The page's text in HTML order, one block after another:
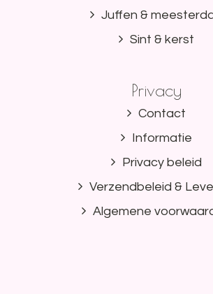
Juffen &
Sint & kerst
Privacy
Contact
Informatie
Privacy beleid
Verzendbeleid &
Algemene